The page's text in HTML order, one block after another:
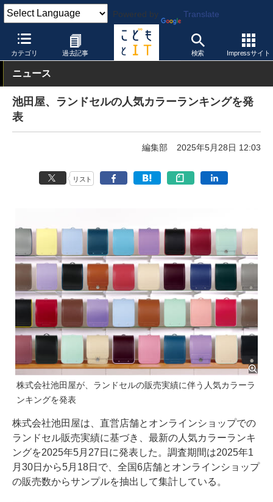
Powered by Translate
カテゴリ 過去記事 検索 Impressサイト
こどもとIT 製品・サービス
ニュース
池田屋、ランドセルの人気カラーランキングを発
表
編集部 2025年5月28日 12:03
リスト
株式会社池田屋が、ランドセルの販売実績に伴う人気カラーラ
ンキングを発表
株式会社池田屋は、直営店舗とオンラインショップでの
ランドセル販売実績に基づき、最新の人気カラーランキ
ングを2025年5月27日に発表した。調査期間は2025年1
月30日から5月18日で、全国6店舗とオンラインショップ
の販売数からサンプルを抽出して集計している。